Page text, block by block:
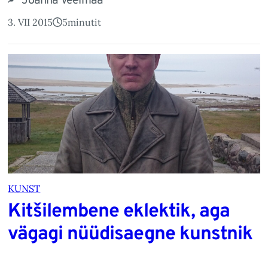
3. VII 2015 5minutit
KUNST
Kitšilembene eklektik, aga
vägagi nüüdisaegne kunstnik